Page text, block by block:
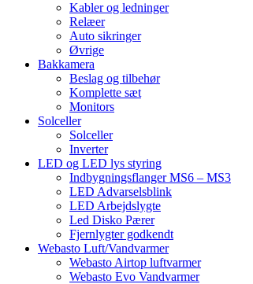
Kabler og ledninger
Relæer
Auto sikringer
Øvrige
Bakkamera
Beslag og tilbehør
Komplette sæt
Monitors
Solceller
Solceller
Inverter
LED og LED lys styring
Indbygningsflanger MS6 – MS3
LED Advarselsblink
LED Arbejdslygte
Led Disko Pærer
Fjernlygter godkendt
Webasto Luft/Vandvarmer
Webasto Airtop luftvarmer
Webasto Evo Vandvarmer